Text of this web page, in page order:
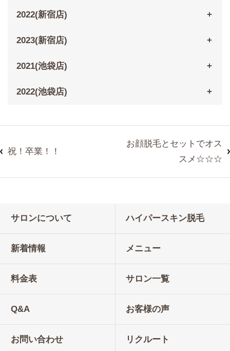
2022(新宿店)
2023(新宿店)
2021(池袋店)
2022(池袋店)
祝！卒業！！
お顔脱毛とセットでオス
スメ☆☆☆
サロンについて ハイパースキン脱毛
新着情報 メニュー
料金表 サロン一覧
Q&A お客様の声
お問い合わせ リクルート